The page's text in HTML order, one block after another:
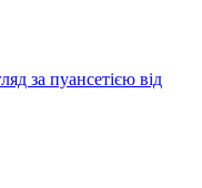
за пуансетією від